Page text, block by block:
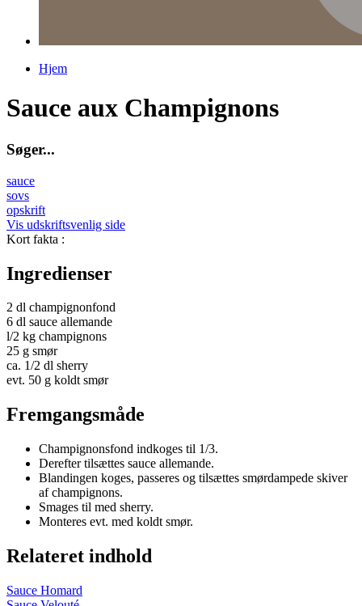
Hjem
Sauce aux Champignons
Søger...
sauce
sovs
opskrift
Vis udskriftsvenlig side
Kort fakta :
Ingredienser
2 dl champignonfond
6 dl sauce allemande
l/2 kg champignons
25 g smør
ca. 1/2 dl sherry
evt. 50 g koldt smør
Fremgangsmåde
Champignonsfond indkoges til 1/3.
Derefter tilsættes sauce allemande.
Blandingen koges, passeres og tilsættes smørdampede skiver
af champignons.
Smages til med sherry.
Monteres evt. med koldt smør.
Relateret indhold
Sauce Homard